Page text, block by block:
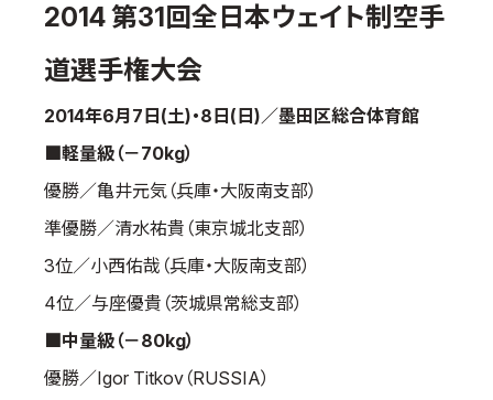
お知らせ
本部からのお知らせ
支部からのお知らせ
公式記録
入門のご案内
青少年部・保護者の方へ
2014 第31回全日本ウェイト制空手
道選手権大会
2014年6月7日(土)・8日(日)／墨田区総合体育館
■軽量級（－70kg）
優勝／亀井元気（兵庫・大阪南支部）
準優勝／清水祐貴（東京城北支部）
3位／小西佑哉（兵庫・大阪南支部）
4位／与座優貴（茨城県常総支部）
■中量級（－80kg）
優勝／Igor Titkov（RUSSIA）